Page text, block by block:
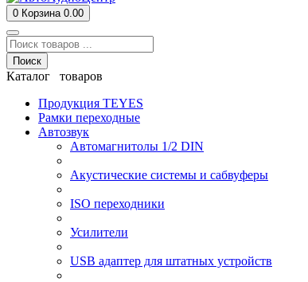
0 Корзина 0.00
Поиск
Каталог товаров
Продукция TEYES
Рамки переходные
Автозвук
Автомагнитолы 1/2 DIN
Акустические системы и сабвуферы
ISO переходники
Усилители
USB адаптер для штатных устройств